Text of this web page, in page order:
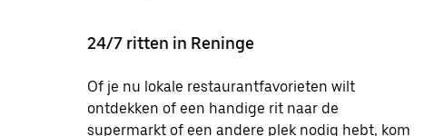
24/7 ritten in Reninge
Of je nu lokale restaurantfavorieten wilt
ontdekken of een handige rit naar de
supermarkt of een andere plek nodig hebt, kom